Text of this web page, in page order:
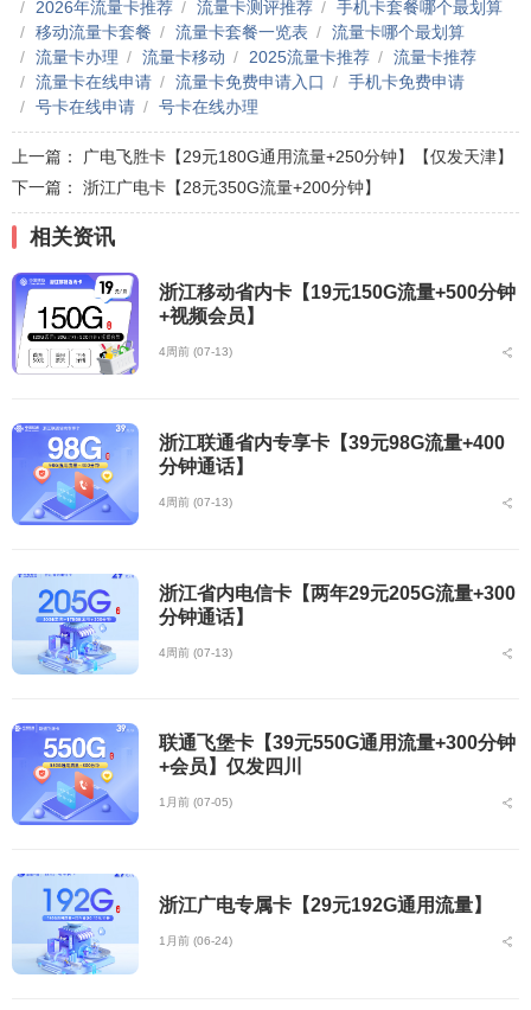
2026年流量卡推荐
流量卡测评推荐
手机卡套餐哪个最划算
移动流量卡套餐
流量卡套餐一览表
流量卡哪个最划算
流量卡办理
流量卡移动 2025流量卡推荐
流量卡推荐
流量卡在线申请
流量卡免费申请入口
手机卡免费申请
号卡在线申请
号卡在线办理
上一篇： 广电飞胜卡【29元180G通用流量+250分钟】【仅发天津】
下一篇： 浙江广电卡【28元350G流量+200分钟】
相关资讯
浙江移动省内卡【19元150G流量+500分钟
+视频会员】
4周前 (07-13)
浙江联通省内专享卡【39元98G流量+400
分钟通话】
4周前 (07-13)
浙江省内电信卡【两年29元205G流量+300
分钟通话】
4周前 (07-13)
联通飞堡卡【39元550G通用流量+300分钟
+会员】仅发四川
1月前 (07-05)
浙江广电专属卡【29元192G通用流量】
1月前 (06-24)